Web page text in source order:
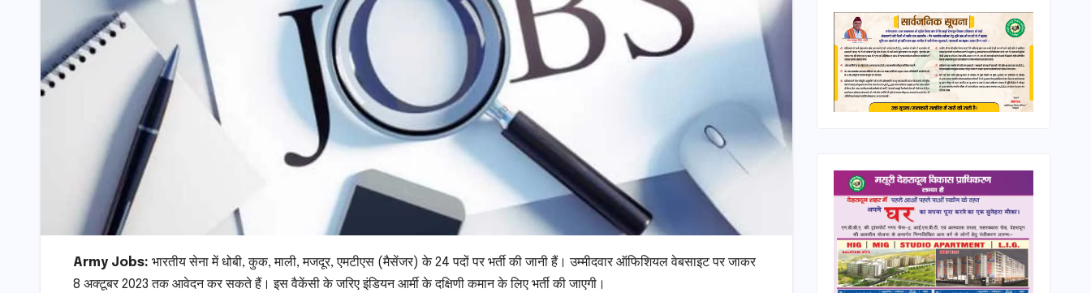
Army Jobs: भारतीय सेना में धोबी, कुक, माली, मजदूर, एमटीएस (मैसेंजर) के 24 पदों पर भर्ती की जानी हैं। उम्मीदवार ऑफिशियल वेबसाइट पर जाकर
8 अक्टूबर 2023 तक आवेदन कर सकते हैं। इस वैकेंसी के जरिए इंडियन आर्मी के दक्षिणी कमान के लिए भर्ती की जाएगी।